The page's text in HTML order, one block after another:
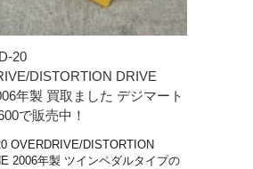
20
DISTORTION DRIVE
年製 買取ました デジマート
で販売中！
OVERDRIVE/DISTORTION
2006年製 ツインペダルタイプの